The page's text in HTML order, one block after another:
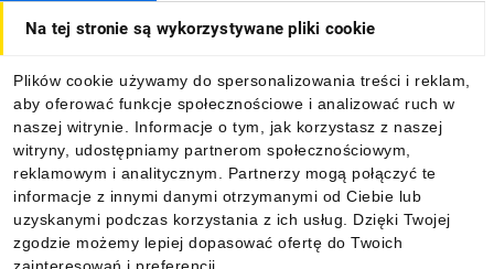
Na tej stronie są wykorzystywane pliki cookie
Plików cookie używamy do spersonalizowania treści i reklam,
aby oferować funkcje społecznościowe i analizować ruch w
naszej witrynie. Informacje o tym, jak korzystasz z naszej
witryny, udostępniamy partnerom społecznościowym,
reklamowym i analitycznym. Partnerzy mogą połączyć te
informacje z innymi danymi otrzymanymi od Ciebie lub
uzyskanymi podczas korzystania z ich usług. Dzięki Twojej
zgodzie możemy lepiej dopasować ofertę do Twoich
Informacje
Pobierz naszą aplikację mobilną: